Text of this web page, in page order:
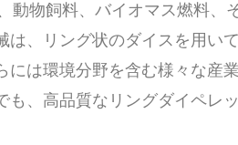
動物飼料、バイオマス燃料、
、リング状のダイスを用い
は環境分野を含む様々な産
、高品質なリングダイペレ